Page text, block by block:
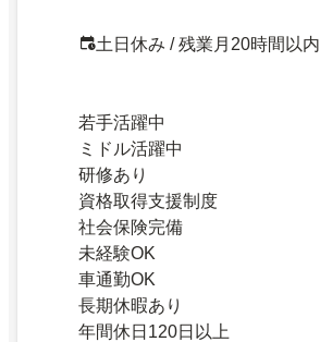
土日休み / 残業月20時間以内
若手活躍中
ミドル活躍中
研修あり
資格取得支援制度
社会保険完備
未経験OK
車通勤OK
長期休暇あり
年間休日120日以上